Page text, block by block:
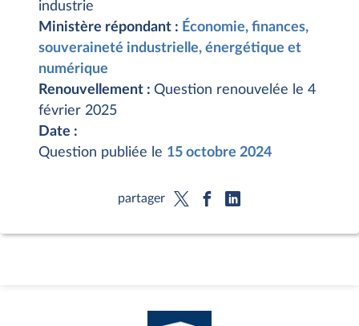
industrie
Ministère répondant : Économie, finances,
souveraineté industrielle, énergétique et
numérique
Renouvellement : Question renouvelée le 4
février 2025
Date :
Question publiée le 15 octobre 2024
partager